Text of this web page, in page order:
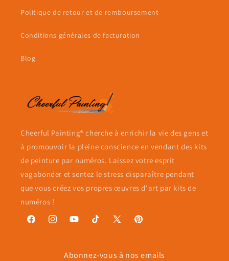
Politique de retour et de remboursement
Conditions générales de facturation
Blog
Cheerful Painting® cherche à enrichir la vie des gens et
à promouvoir la pleine conscience en vendant des kits
de peinture par numéros. Laissez votre esprit
vagabonder et sentez le stress disparaître pendant
que vous créez vos propres œuvres d'art par kits de
numéros !
FacebookInstagramYouTubeTikTok
X
Pinterest
Abonnez-vous à nos emails